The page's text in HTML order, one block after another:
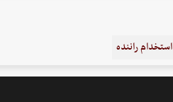
استخدام راننده